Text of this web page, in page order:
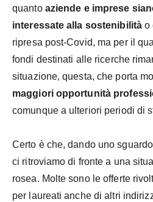
quanto aziende e imprese
interessate alla sostenibilità o
ripresa post-Covid, ma per il
fondi destinati alle ricerche
situazione, questa, che porta
maggiori opportunità
comunque a ulteriori periodi di
Certo è che, dando uno
ci ritroviamo di fronte a una
rosea. Molte sono le offerte
per laureati anche di altri